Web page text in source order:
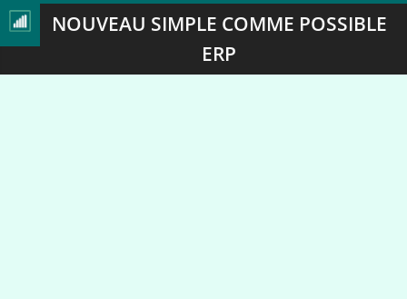
NOUVEAU SIMPLE COMME POSSIBLE
ERP